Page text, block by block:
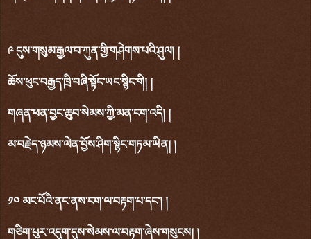
༩ དུས་གསུམ་རྒྱལ་བ་ཀུན་གྱི་གཤེགས་པའི་ཤུལ། །
ཆོས་ཕུང་བརྒྱད་ཁྲི་བཞི་སྟོང་ཡང་སྙིང་གི། །
གཞན་ཕན་བྱང་ཆུབ་སེམས་ཀྱི་མན་ངག་འདི། །
མ་བརྗེད་ཉམས་ལེན་བྱོས་ཤིག་སྙིང་གཏམ་ཡིན། །
༡༠ མང་པོའི་ནང་ནས་ངག་ལ་བརྟག་པ་དང་། །
གཅིག་པུར་འདུག་དུས་སེམས་ལ་བརྟག་ཞེས་གསུངས། །